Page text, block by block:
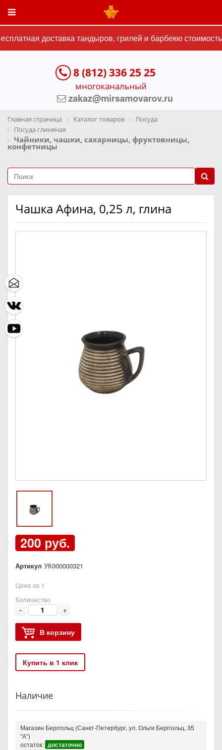
доставка тандыров, грилей и барбекю
8 (812) 336 25 25
многоканальный
zakaz@mirsamovarov.ru
Главная страница Каталог товаров
Посуда
Посуда глиняная
Чайники, чашки, сахарницы, фруктовницы,
конфетницы
Чашка Афина, 0,25 л, глина
200 руб.
Артикул УК000000321
Цена за 1
Количество
- +
В корзину
Купить в 1 клик
Наличие
Магазин Берггольц (Санкт-Петербург, ул. Ольги Берггольц, 35
"А")
остаток: достаточно